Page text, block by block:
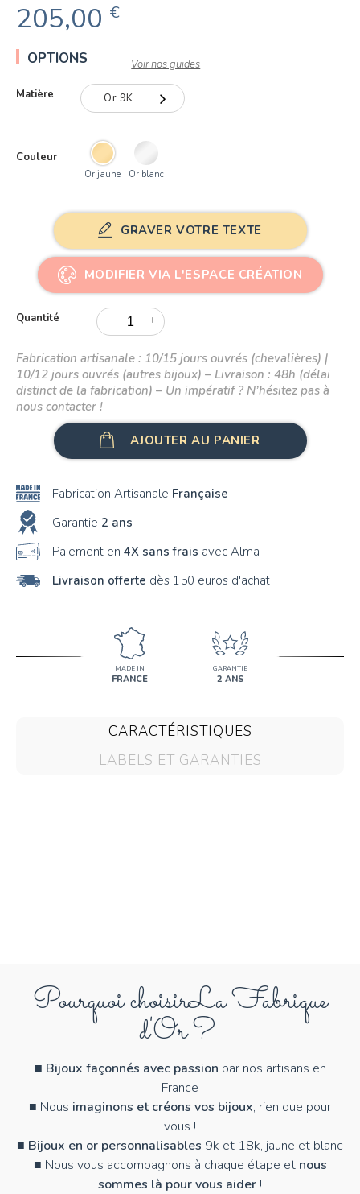
205,00 €
OPTIONS Voir nos guides
Matière Or 9K
Or 18K
Couleur
Or jaune Or blanc
GRAVER VOTRE TEXTE
MODIFIER VIA L'ESPACE CRÉATION
Quantité - +
Fabrication artisanale : 10/15 jours ouvrés (chevalières) |
10/12 jours ouvrés (autres bijoux) – Livraison : 48h (délai
distinct de la fabrication) – Un impératif ? N’hésitez pas à
nous contacter !
AJOUTER AU PANIER
Fabrication Artisanale Française
Garantie 2 ans
Paiement en 4X sans frais avec Alma
Livraison offerte dès 150 euros d'achat
MADE IN
FRANCE
GARANTIE
2 ANS
CARACTÉRISTIQUES
LABELS ET GARANTIES
Pourquoi choisirLa Fabrique
d'Or ?
■ Bijoux façonnés avec passion par nos artisans en
France
■ Nous imaginons et créons vos bijoux, rien que pour
vous !
■ Bijoux en or personnalisables 9k et 18k, jaune et blanc
■ Nous vous accompagnons à chaque étape et nous
sommes là pour vous aider !